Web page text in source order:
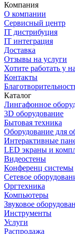
Компания
О компании
Сервисный центр
IT дистрибуция
IT интеграция
Доставка
Отзывы на услуги
Хотите работать у
Контакты
Каталог
Лингафонное
3D оборудование
Бытовая техника
Оборудование для
Интерактивные
LED экраны и
Видеостены
Конференц системы
Сетевое
Оргтехника
Компьютеры
Звуковое
Инструменты
Услуги
Распродажа